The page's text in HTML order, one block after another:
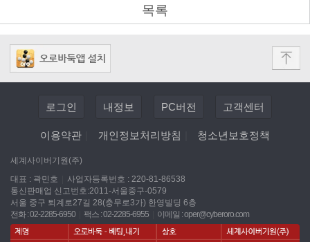
목록
로그인 내정보 PC버전 고객센터
이용약관 개인정보처리방침 청소년보호정책
세계사이버기원(주)
대표 : 곽민호
사업자등록번호 : 220-81-86538
통신판매업 신고번호:2011-서울중구-0579
서울 중구 퇴계로27길 28(충무로3가) 한영빌딩 6층
전화 : 02-2285-6950
팩스 : 02-2285-6955 이메일 :oper@cyberoro.com